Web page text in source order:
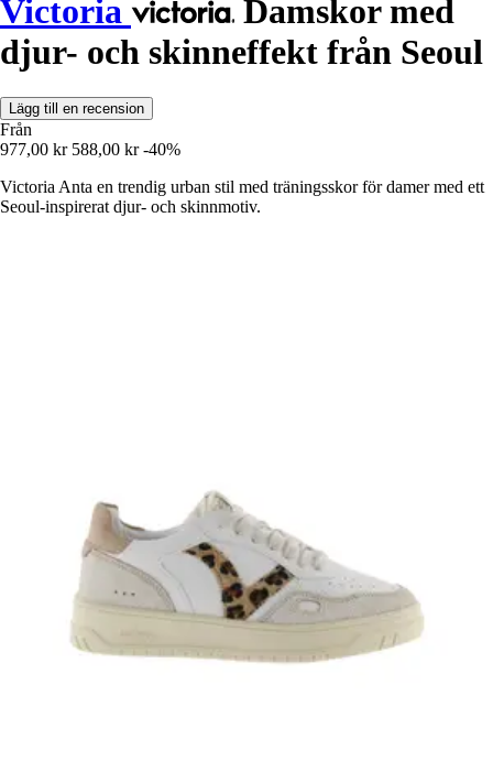
Victoria
Damskor med
djur- och skinneffekt från Seoul
Lägg till en recension
Från
977,00 kr 588,00 kr -40%
Victoria Anta en trendig urban stil med träningsskor för damer med ett
Seoul-inspirerat djur- och skinnmotiv.